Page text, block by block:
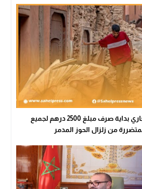
نهاية الشهر الجاري بداية صرف مبلغ 2500 درهم لجميع
من زلزال الحوز المدمر